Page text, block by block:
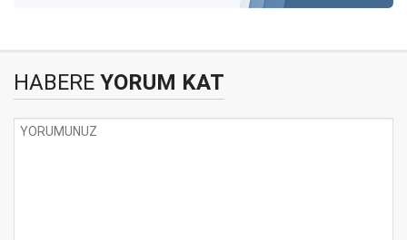
HABERE YORUM KAT